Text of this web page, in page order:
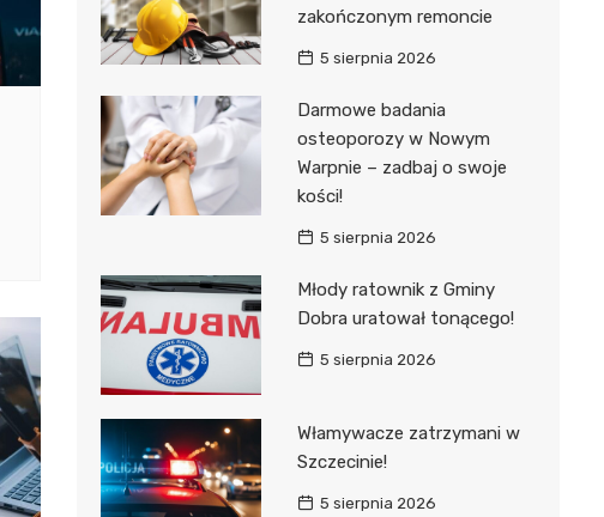
zakończonym remoncie
5 sierpnia 2026
Darmowe badania
osteoporozy w Nowym
Warpnie – zadbaj o swoje
kości!
5 sierpnia 2026
Młody ratownik z Gminy
Dobra uratował tonącego!
5 sierpnia 2026
Włamywacze zatrzymani w
Szczecinie!
5 sierpnia 2026